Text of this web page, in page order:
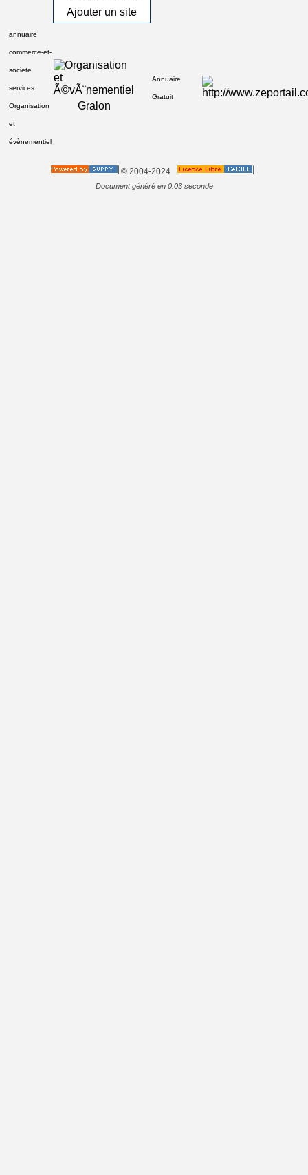
Ajouter un site
annuaire
commerce-et-
societe
services
Organisation
et
évènementiel
Gralon
Annuaire
Gratuit
© 2004-2024
Document généré en 0.03 seconde